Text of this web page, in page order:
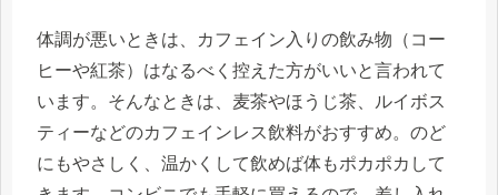
体調が悪いときは、カフェイン入りの飲み物（コー
ヒーや紅茶）はなるべく控えた方がいいと言われて
います。そんなときは、麦茶やほうじ茶、ルイボス
ティーなどのカフェインレス飲料がおすすめ。のど
にもやさしく、温かくして飲めば体もポカポカして